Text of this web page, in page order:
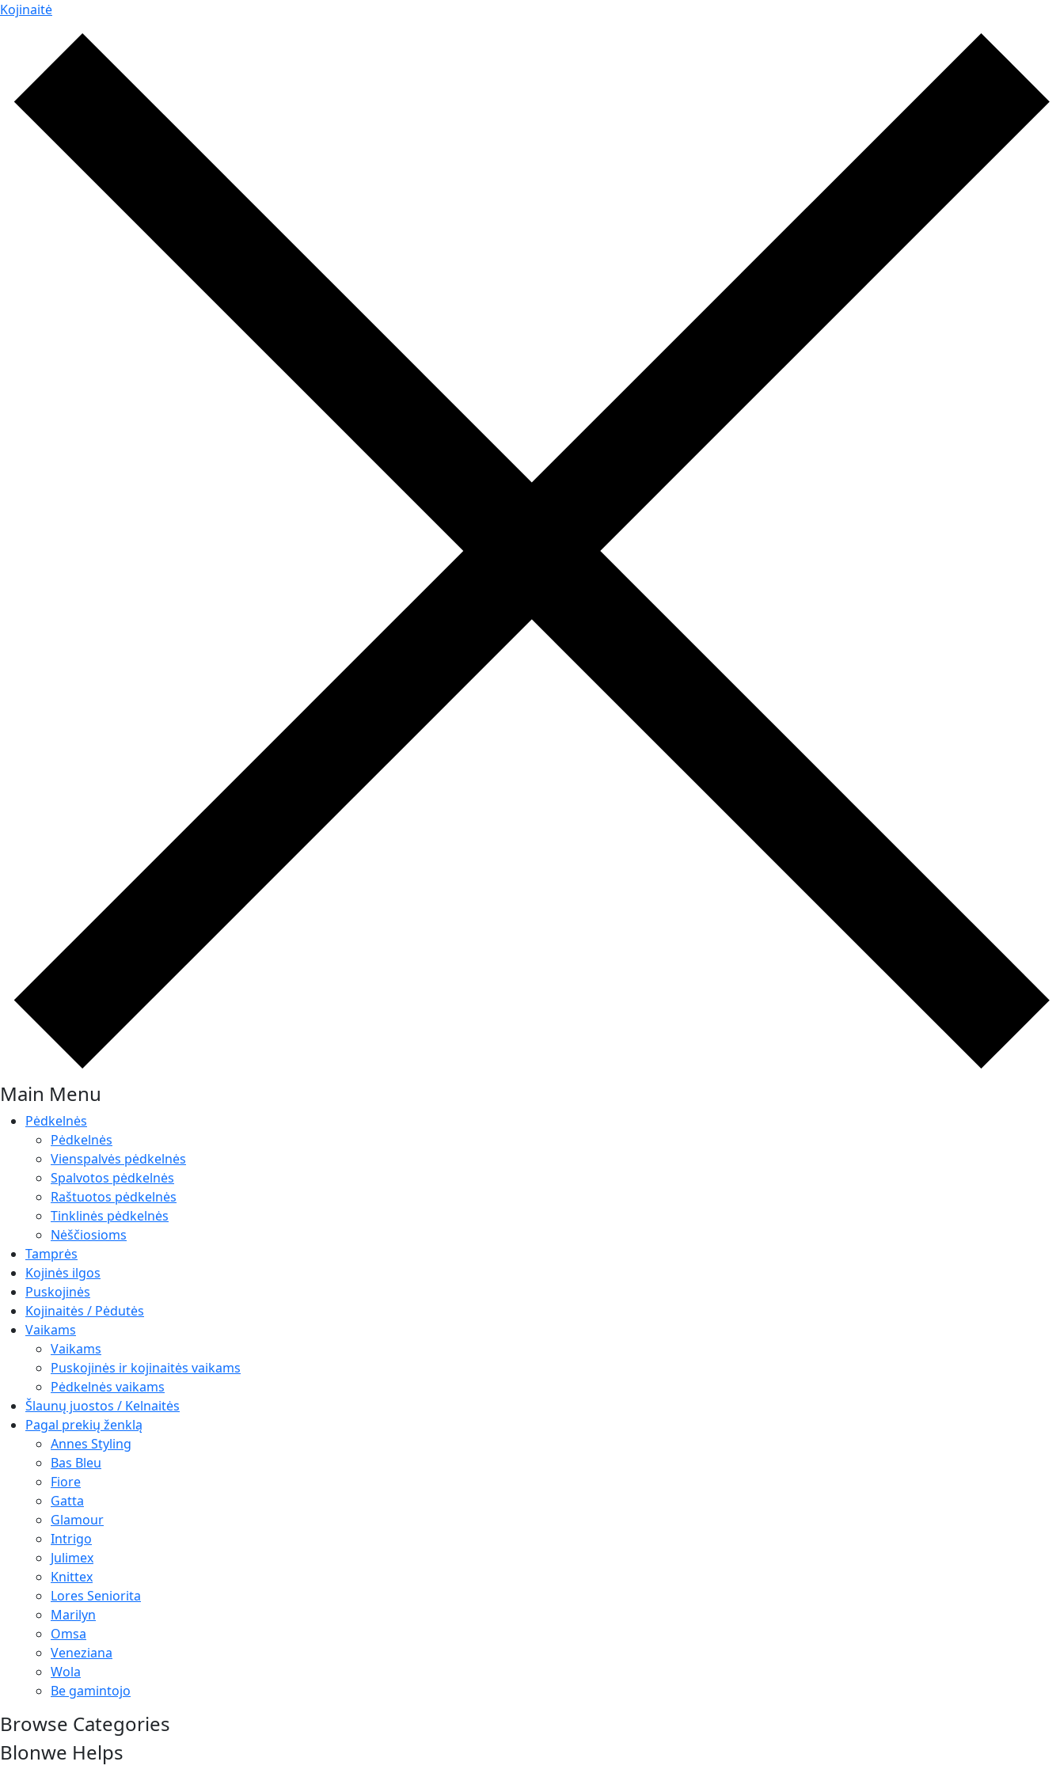
Kojinaitė
Main Menu
Pėdkelnės
Pėdkelnės
Vienspalvės pėdkelnės
Spalvotos pėdkelnės
Raštuotos pėdkelnės
Tinklinės pėdkelnės
Nėščiosioms
Tamprės
Kojinės ilgos
Puskojinės
Kojinaitės / Pėdutės
Vaikams
Vaikams
Puskojinės ir kojinaitės vaikams
Pėdkelnės vaikams
Šlaunų juostos / Kelnaitės
Pagal prekių ženklą
Annes Styling
Bas Bleu
Fiore
Gatta
Glamour
Intrigo
Julimex
Knittex
Lores Seniorita
Marilyn
Omsa
Veneziana
Wola
Be gamintojo
Browse Categories
Blonwe Helps